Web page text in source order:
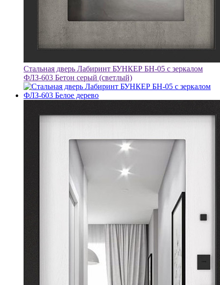
Стальная дверь Лабиринт БУНКЕР БН-05 с зеркалом
ФЛЗ-603 Бетон серый (светлый)